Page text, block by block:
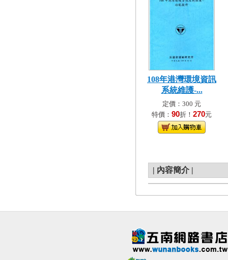
108年港灣環境資訊
系統維護-...
定價：300 元
特價： 90折！ 270元
| 內容簡介 |